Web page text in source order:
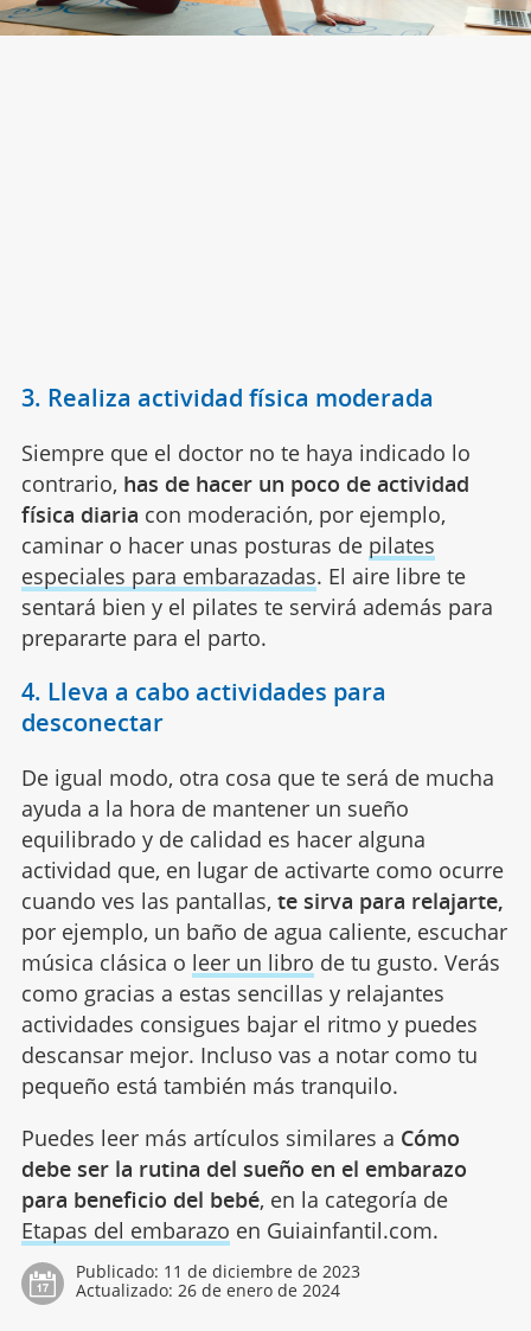
3. Realiza actividad física moderada
Siempre que el doctor no te haya indicado lo
contrario, has de hacer un poco de actividad
física diaria con moderación, por ejemplo,
caminar o hacer unas posturas de pilates
especiales para embarazadas. El aire libre te
sentará bien y el pilates te servirá además para
prepararte para el parto.
4. Lleva a cabo actividades para
desconectar
De igual modo, otra cosa que te será de mucha
ayuda a la hora de mantener un sueño
equilibrado y de calidad es hacer alguna
actividad que, en lugar de activarte como ocurre
cuando ves las pantallas, te sirva para relajarte,
por ejemplo, un baño de agua caliente, escuchar
música clásica o leer un libro de tu gusto. Verás
como gracias a estas sencillas y relajantes
actividades consigues bajar el ritmo y puedes
descansar mejor. Incluso vas a notar como tu
pequeño está también más tranquilo.
Puedes leer más artículos similares a Cómo
debe ser la rutina del sueño en el embarazo
para beneficio del bebé, en la categoría de
Etapas del embarazo en Guiainfantil.com.
Publicado: 11 de diciembre de 2023
Actualizado: 26 de enero de 2024